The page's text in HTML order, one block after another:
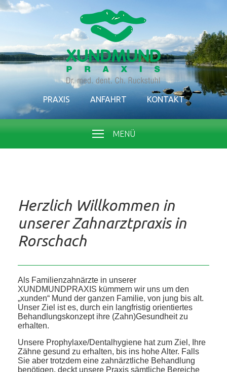
PRAXIS ANFAHRT KONTAKT
MENÜ
Herzlich Willkommen in
unserer Zahnarztpraxis in
Rorschach
Als Familienzahnärzte in unserer
XUNDMUNDPRAXIS kümmern wir uns um den
„xunden“ Mund der ganzen Familie, von jung bis alt.
Unser Ziel ist es, durch ein langfristig orientiertes
Behandlungskonzept ihre (Zahn)Gesundheit zu
erhalten.
Unsere Prophylaxe/Dentalhygiene hat zum Ziel, Ihre
Zähne gesund zu erhalten, bis ins hohe Alter. Falls
Sie aber trotzdem eine zahnärztliche Behandlung
benötigen, deckt unsere Praxis sämtliche Bereiche